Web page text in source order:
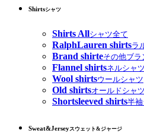
Shirtsシャツ
Shirts Allシャツ全て
RalphLauren shirtsラ
Brand shirteその他ブラ
Flannel shirtsネルシャツ
Wool shirtsウールシャツ
Old shirtsオールドシャツ
Shortsleeved shirts半
Sweat&Jerseyスウェット&ジャージ